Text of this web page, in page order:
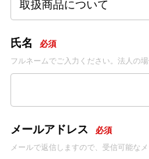
取扱商品について
氏名 必須
フルネームでご入力ください。法人の
メールアドレス 必須
メールで返信しますので、受信可能な